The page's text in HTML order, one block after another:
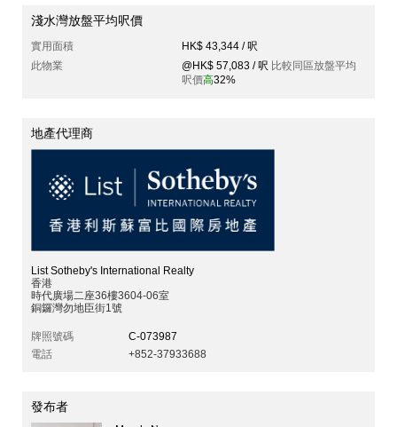
淺水灣放盤平均呎價
實用面積
HK$ 43,344 / 呎
此物業
@HK$ 57,083 / 呎 比較同區放盤平均
呎價高32%
地產代理商
List Sotheby's International Realty
香港
時代廣場二座36樓3604-06室
銅鑼灣勿地臣街1號
牌照號碼
C-073987
電話
+852-37933688
發布者